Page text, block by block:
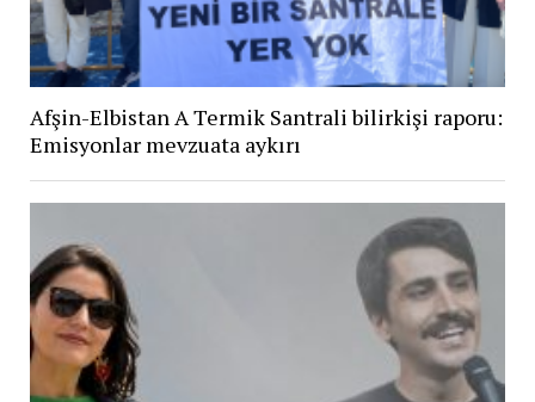
Afşin-Elbistan A Termik Santrali bilirkişi raporu:
Emisyonlar mevzuata aykırı